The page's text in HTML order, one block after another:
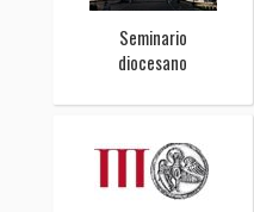
Seminario
diocesano